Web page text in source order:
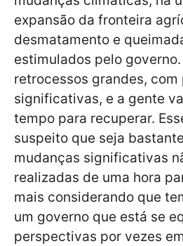
expansão da fronteira
desmatamento e
estimulados pelo
retrocessos grandes, com
significativas, e a gente
tempo para recuperar.
suspeito que seja
mudanças significativas
realizadas de uma hora
mais considerando que
um governo que está se
perspectivas por vezes